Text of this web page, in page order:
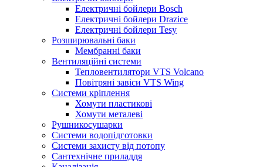
Електричні бойлери Bosch
Електричні бойлери Drazice
Електричні бойлери Tesy
Розширювальні баки
Мембранні баки
Вентиляційні системи
Тепловентилятори VTS Volcano
Повітряні завіси VTS Wing
Системи кріплення
Хомути пластикові
Хомути металеві
Рушникосушарки
Системи водопідготовки
Системи захисту від потопу
Сантехнічне приладдя